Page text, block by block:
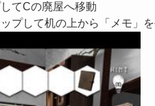
てCの廃屋へ移動
プして机の上から「メモ」を